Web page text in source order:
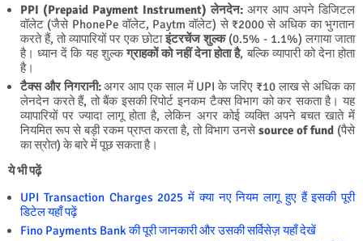
PPI (Prepaid Payment Instrument) लेनदेन: अगर आप अपने डिजिटल
वॉलेट (जैसे PhonePe वॉलेट, Paytm वॉलेट) से ₹2000 से अधिक का भुगतान
करते हैं, तो व्यापारियों पर एक छोटाइंटरचेंज शुल्क(0.5% - 1.1%) लगाया जाता
है। ध्यान दें कि यह शुल्कग्राहकों को नहीं देना होता है, बल्कि व्यापारी को देना होता
है।
टैक्स और निगरानी:अगर आप एक साल में UPI के जरिए ₹10 लाख से अधिक का
लेनदेन करते हैं, तो बैंक इसकी रिपोर्ट इनकम टैक्स विभाग को कर सकता है। यह
व्यापारियों पर ज्यादा लागू होता है, लेकिन अगर कोई व्यक्ति अपने बचत खाते में
नियमित रूप से बड़ी रकम प्राप्त करता है, तो विभाग उनसेsource of fund (पैसे
का स्रोत) के बारे में पूछ सकता है।
ये भी पढ़ें
UPI Transaction Charges 2025 में क्या नए नियम लागू हुए हैं इसकी पूरी
डिटेल यहाँ पढ़ें
Fino Payments Bank की पूरी जानकारी और उसकी सर्विसेज़ यहाँ देखें